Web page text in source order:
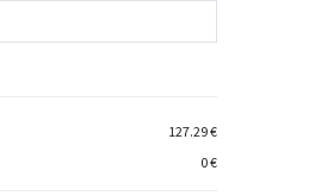
127.29 €
0 €